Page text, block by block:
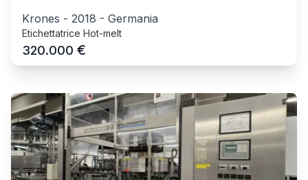
Krones - 2018 - Germania
Etichettatrice Hot-melt
320.000 €